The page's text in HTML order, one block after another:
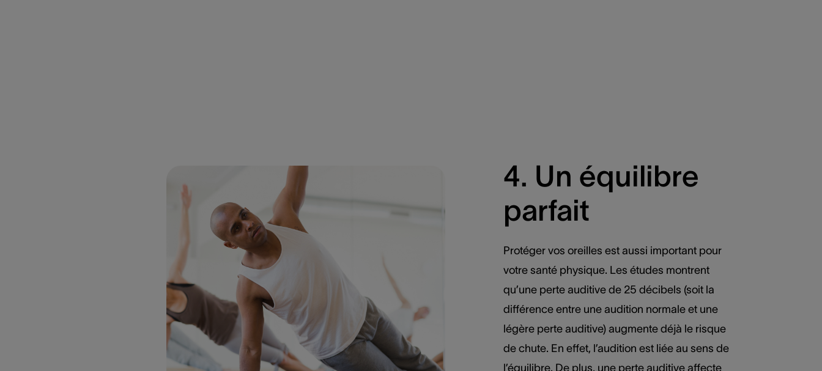
4. Un équilibre
parfait
Protéger vos oreilles est aussi important pour
votre santé physique. Les études montrent
qu’une perte auditive de 25 décibels (soit la
différence entre une audition normale et une
légère perte auditive) augmente déjà le risque
de chute. En effet, l’audition est liée au sens de
l’équilibre. De plus, une perte auditive affecte